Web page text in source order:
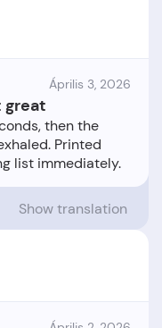
Április 3, 2026
great
then the
Printed
Show translation